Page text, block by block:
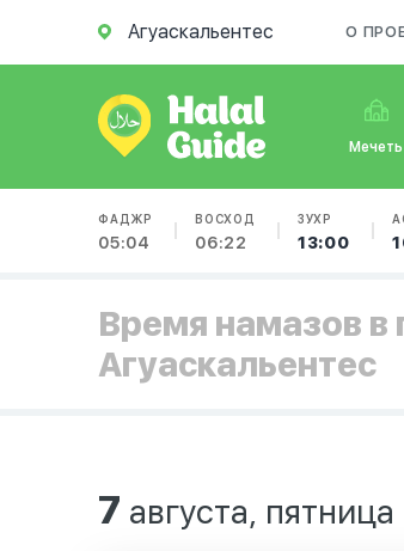
Агуаскальентес О
Мечеть
ФАДЖР
05:04
ВОСХОД
06:22
ЗУХР
13:00
Время намазов в
Агуаскальентес
7 августа, пятница